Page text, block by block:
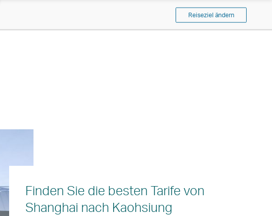
Reiseziel ändern
Finden Sie die besten Tarife von
Shanghai nach Kaohsiung